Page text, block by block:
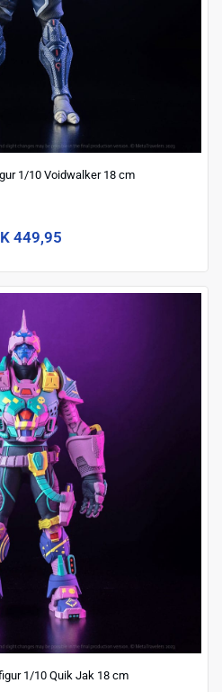
1/10 Voidwalker 18 cm
449,95
1/10 Quik Jak 18 cm